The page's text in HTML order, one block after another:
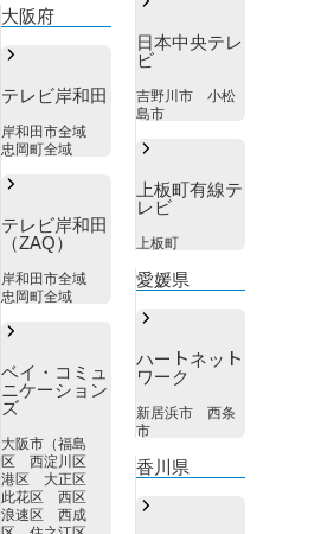
大阪府
テレビ岸和田
岸和田市全域
忠岡町全域
テレビ岸和田
（ZAQ）
岸和田市全域
忠岡町全域
ベイ・コミュ
ニケーション
ズ
大阪市（福島
区 西淀川区
港区 大正区
此花区 西区
浪速区 西成
日本中央テレ
ビ
吉野川市 小松
島市
上板町有線テ
レビ
上板町
愛媛県
ハートネット
ワーク
新居浜市 西条
市
香川県